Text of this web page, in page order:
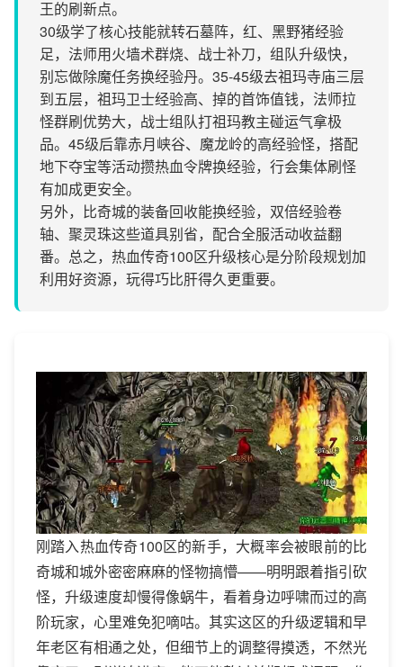
王的刷新点。
30级学了核心技能就转石墓阵，红、黑野猪经验
足，法师用火墙术群烧、战士补刀，组队升级快，
别忘做除魔任务换经验丹。35-45级去祖玛寺庙三层
到五层，祖玛卫士经验高、掉的首饰值钱，法师拉
怪群刷优势大，战士组队打祖玛教主碰运气拿极
品。45级后靠赤月峡谷、魔龙岭的高经验怪，搭配
地下夺宝等活动攒热血令牌换经验，行会集体刷怪
有加成更安全。
另外，比奇城的装备回收能换经验，双倍经验卷
轴、聚灵珠这些道具别省，配合全服活动收益翻
番。总之，热血传奇100区升级核心是分阶段规划加
利用好资源，玩得巧比肝得久更重要。
刚踏入热血传奇100区的新手，大概率会被眼前的比
奇城和城外密密麻麻的怪物搞懵——明明跟着指引砍
怪，升级速度却慢得像蜗牛，看着身边呼啸而过的高
阶玩家，心里难免犯嘀咕。其实这区的升级逻辑和早
年老区有相通之处，但细节上的调整得摸透，不然光